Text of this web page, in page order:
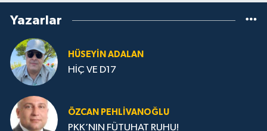
Yazarlar
HÜSEYIN ADALAN
HİÇ VE D17
ÖZCAN PEHLIVANOĞLU
PKK’NIN FÜTUHAT RUHU!